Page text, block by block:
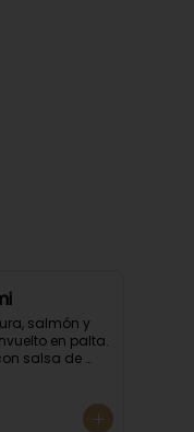
salmón y
en palta.
salsa de